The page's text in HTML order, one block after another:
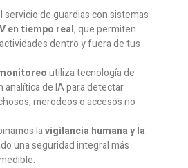
de guardias con sistemas
en tiempo real, que permiten
dentro y fuera de tus
utiliza tecnología de
de IA para detectar
merodeos o accesos no
lavigilancia humana y la
una seguridad integral más